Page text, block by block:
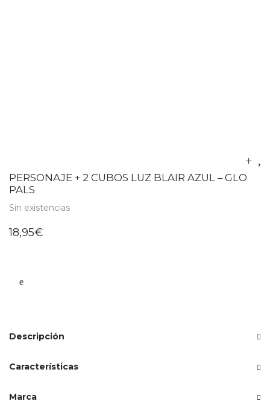
PERSONAJE + 2 CUBOS LUZ BLAIR AZUL – GLO
PALS
Sin existencias
18,95€
Descripción
Características
Marca